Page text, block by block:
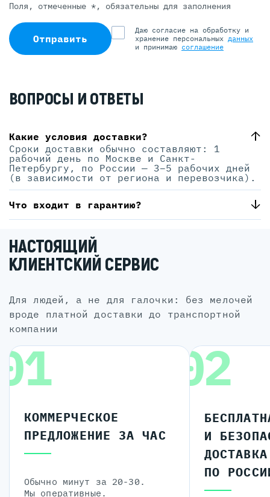
Поля, отмеченные *, обязательны для заполнения
Отправить
Даю согласие на обработку и
хранение персональных данных
и принимаю соглашение
ВОПРОСЫ И ОТВЕТЫ
Какие условия доставки?
Сроки доставки обычно составляют: 1
рабочий день по Москве и Санкт-
Петербургу, по России — 3–5 рабочих дней
(в зависимости от региона и перевозчика).
Что входит в гарантию?
НАСТОЯЩИЙ
КЛИЕНТСКИЙ СЕРВИС
для людей, а не для галочки: без мелочей
вроде платной доставки до транспортной
компании
КОММЕРЧЕСКОЕ
ПРЕДЛОЖЕНИЕ ЗА ЧАС
Обычно минут за 20-30.
Мы оперативные.
02
И
ДОСТАВКА
ПО